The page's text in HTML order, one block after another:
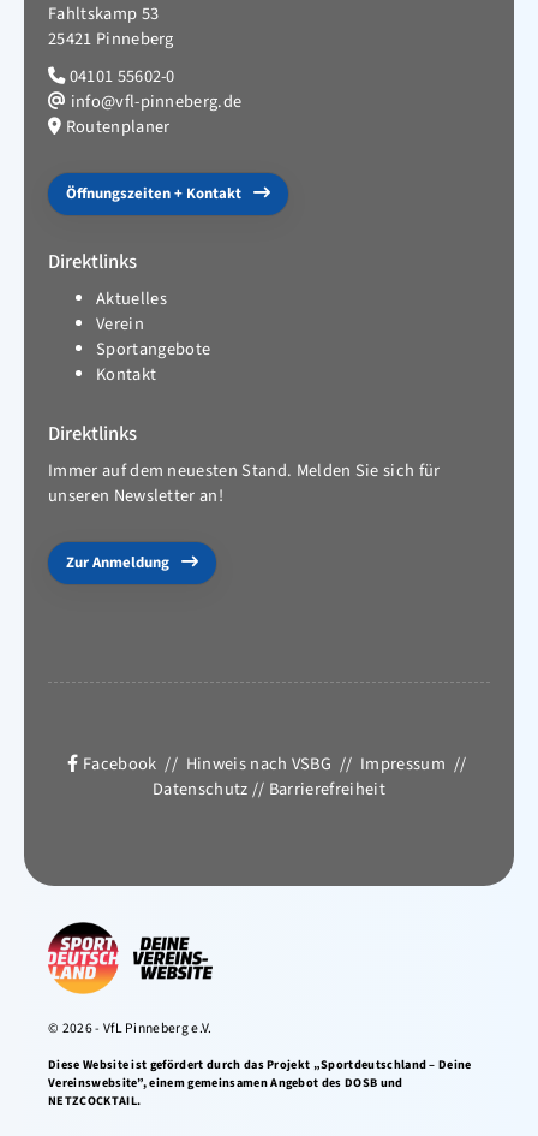
Fahltskamp 53
25421 Pinneberg
04101 55602-0
info@vfl-pinneberg.de
Routenplaner
Öffnungszeiten + Kontakt
Direktlinks
Aktuelles
Verein
Sportangebote
Kontakt
Direktlinks
Immer auf dem neuesten Stand. Melden Sie sich für
unseren Newsletter an!
Zur Anmeldung
Facebook // Hinweis nach VSBG // Impressum //
Datenschutz// Barrierefreiheit
© 2026 - VfL Pinneberg e.V.
Diese Website ist gefördert durch das Projekt „Sportdeutschland – Deine
Vereinswebsite”, einem gemeinsamen Angebot des DOSB und
NETZCOCKTAIL.